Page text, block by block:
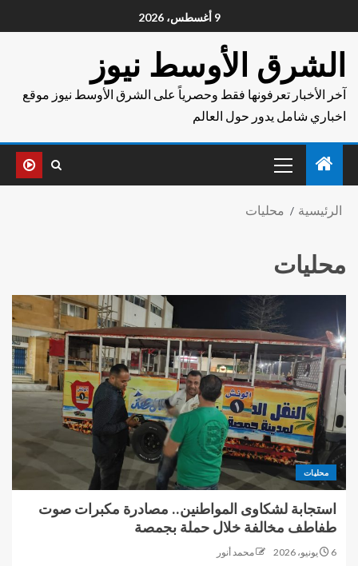
9 أغسطس، 2026
الشرق الأوسط نيوز
آخر الأخبار تعرفونها فقط وحصرياً على الشرق الأوسط نيوز موقع
اخباري شامل يدور حول العالم
الرئيسية محليات
محليات
محليات
استجابة لشكاوى المواطنين.. مصادرة مكبرات صوت
طفاطف مخالفة خلال حملة بجمصة
6 يونيو، 2026 محمد أنور